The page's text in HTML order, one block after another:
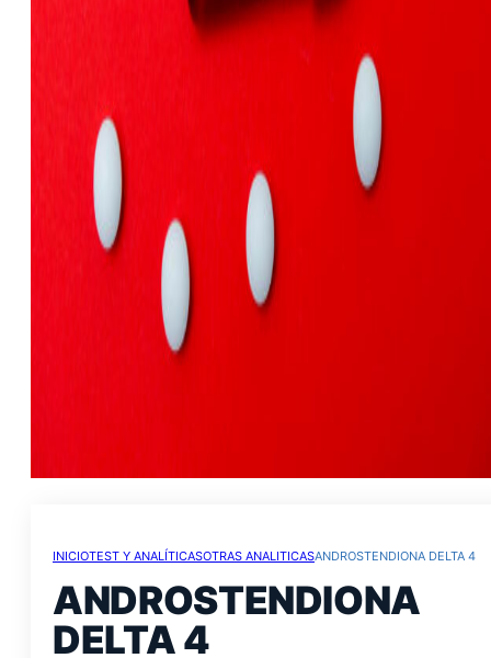
INICIOTEST Y ANALÍTICASOTRAS ANALITICASANDROSTENDIONA DELTA 4
ANDROSTENDIONA
DELTA 4